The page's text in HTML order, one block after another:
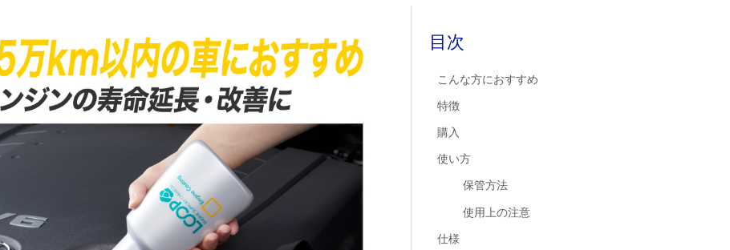
目次
こんな方におすすめ
特徴
購入
使い方
保管方法
使用上の注意
仕様